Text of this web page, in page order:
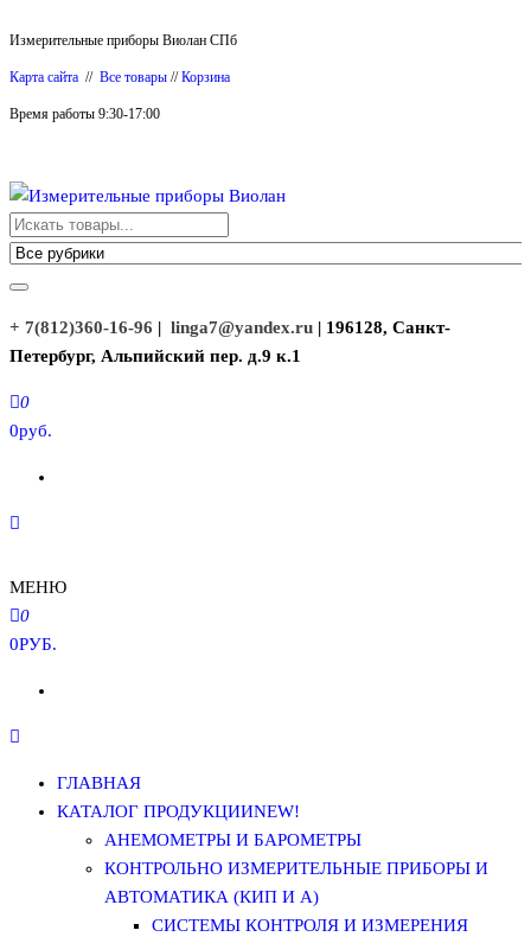
к
содержимому
Измерительные приборы Виолан СПб
Карта сайта // Все товары //Корзина
Время работы 9:30-17:00
Измерительные приборы Виолан
+ 7(812)360-16-96 | linga7@yandex.ru | 196128, Санкт-
Петербург, Альпийский пер. д.9 к.1
0
0руб.
МЕНЮ
0
0РУБ.
ГЛАВНАЯ
КАТАЛОГ ПРОДУКЦИИNEW!
АНЕМОМЕТРЫ И БАРОМЕТРЫ
КОНТРОЛЬНО ИЗМЕРИТЕЛЬНЫЕ ПРИБОРЫ И
АВТОМАТИКА (КИП И А)
СИСТЕМЫ КОНТРОЛЯ И ИЗМЕРЕНИЯ